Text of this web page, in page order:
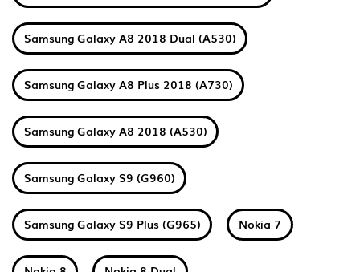
Samsung Galaxy A8 2018 Dual (A530)
Samsung Galaxy A8 Plus 2018 (A730)
Samsung Galaxy A8 2018 (A530)
Samsung Galaxy S9 (G960)
Samsung Galaxy S9 Plus (G965) Nokia 7